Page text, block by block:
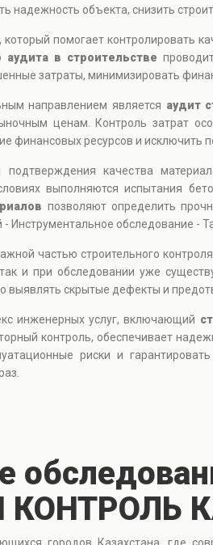
надежность объекта, снизить
, который помогает контролировать
аудита в строительстве
затраты, минимизировать
направлением является аудит
ценам. Контроль затрат
финансовых ресурсов и исключить
качества
выполняются испытания
позволяют определить
Инструментальное обследование -
частью строительного
и при обследовании уже
скрытые дефекты и
инженерных услуг, включающий
контроль, обеспечивает
риски и